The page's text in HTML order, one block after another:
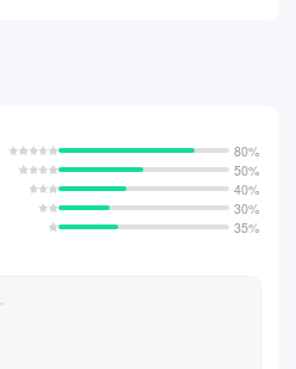
80%
50%
40%
30%
35%